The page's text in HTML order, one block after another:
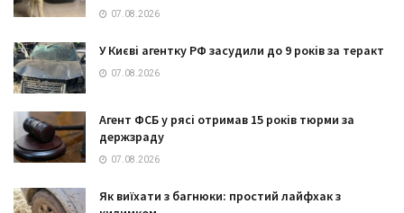
07.08.2026
У Києві агентку РФ засудили до 9 років за теракт
07.08.2026
Агент ФСБ у рясі отримав 15 років тюрми за
держзраду
07.08.2026
Як виїхати з багнюки: простий лайфхак з